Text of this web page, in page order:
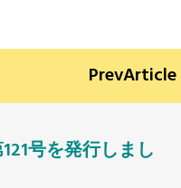
PrevArticle
号を発行しまし